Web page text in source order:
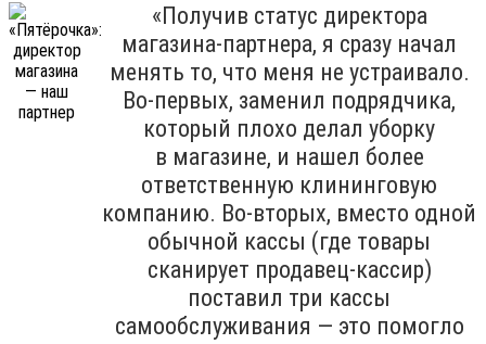
«Получив статус директора
магазина-партнера, я сразу начал
менять то, что меня не устраивало.
Во-первых, заменил подрядчика,
который плохо делал уборку
в магазине, и нашел более
ответственную клининговую
компанию. Во-вторых, вместо одной
обычной кассы (где товары
сканирует продавец-кассир)
поставил три кассы
самообслуживания — это помогло